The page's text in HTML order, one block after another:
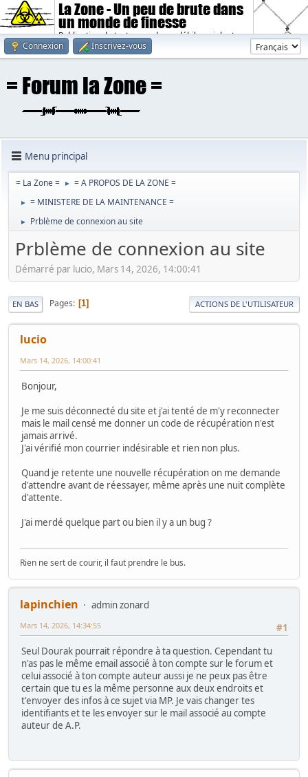
La Zone - Un peu de brute dans
un monde de finesse
Publication de textes sombres, débiles, violents.
Connexion
Inscrivez-vous
Menu principal
= La Zone = ► = A PROPOS DE LA ZONE =
► = MINISTERE DE LA MAINTENANCE =
► Prblème de connexion au site
Prblème de connexion au site
Démarré par lucio, Mars 14, 2026, 14:00:41
EN BAS Pages 1 ACTIONS DE L'UTILISATEUR
lucio
Mars 14, 2026, 14:00:41
Bonjour,
Je me suis déconnecté du site et j'ai tenté de m'y reconnecter
mais le mail censé me donner un code de récupération n'est
jamais arrivé.
J'ai vérifié mon courrier indésirable et rien non plus.
Quand je retente une nouvelle récupération on me demande
d'attendre avant de réessayer, même après une nuit complète
d'attente.
J'ai merdé quelque part ou bien il y a un bug ?
Rien ne sert de courir, il faut prendre le bus.
lapinchien
admin zonard
#1
Mars 14, 2026, 14:34:55
Seul Dourak pourrait répondre à ta question. Cependant tu
n'as pas le même email associé à ton compte sur le forum et
celui associé à ton compte auteur aussi je ne peux pas être
certain que tu es la même personne aux deux endroits et
t'envoyer des infos à ce sujet via MP. Je vais changer tes
identifiants et te les envoyer sur le mail associé au compte
auteur de A.P.